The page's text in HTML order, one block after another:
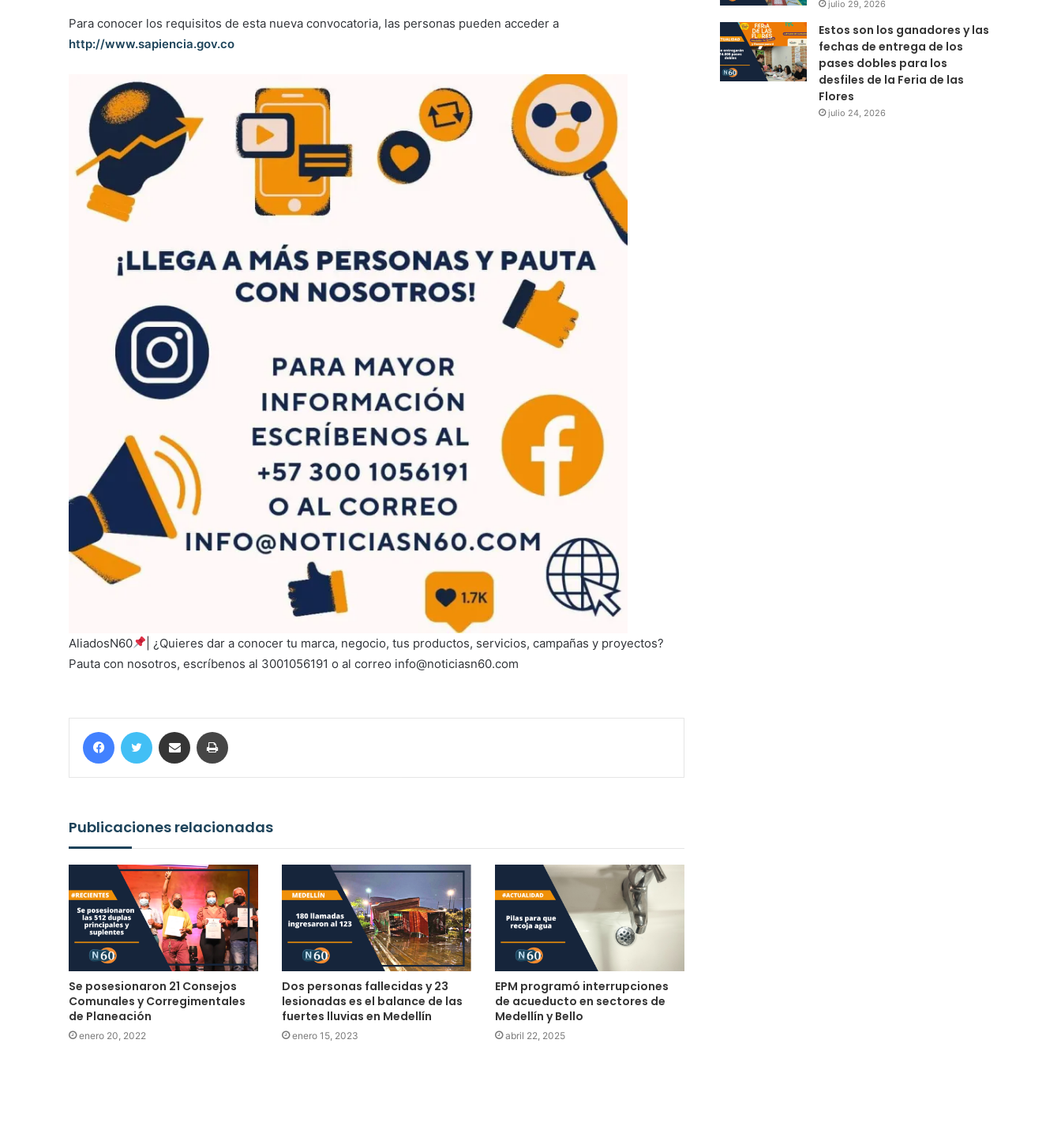
Para conocer los requisitos de esta nueva convocatoria, las personas pueden acceder a
http://www.sapiencia.gov.co
AliadosN60
| ¿Quieres dar a conocer tu marca, negocio, tus productos, servicios, campañas y proyectos?
Pauta con nosotros, escríbenos al 3001056191 o al correo info@noticiasn60.com
FacebookTwitter Compartir por correo electrónico
Publicaciones relacionadas
Se posesionaron 21 Consejos
Comunales y Corregimentales
de Planeación
enero 20, 2022
Dos personas fallecidas y 23
lesionadas es el balance de las
fuertes lluvias en Medellín
enero 15, 2023
EPM programó interrupciones
de acueducto en sectores de
Medellín y Bello
abril 22, 2025
julio 29, 2026
Estos son los ganadores y las
fechas de entrega de los
pases dobles para los
desfiles de la Feria de las
Flores
julio 24, 2026